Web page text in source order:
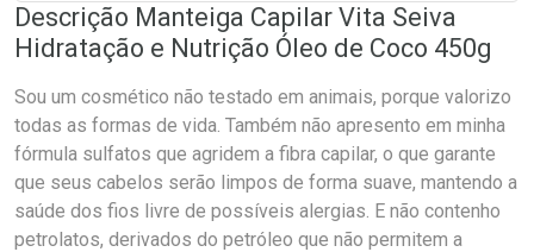
Descrição Manteiga Capilar Vita Seiva
Hidratação e Nutrição Óleo de Coco 450g
Sou um cosmético não testado em animais, porque valorizo
todas as formas de vida. Também não apresento em minha
fórmula sulfatos que agridem a fibra capilar, o que garante
que seus cabelos serão limpos de forma suave, mantendo a
saúde dos fios livre de possíveis alergias. E não contenho
petrolatos, derivados do petróleo que não permitem a